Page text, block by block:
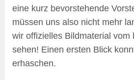
eine kurz bevorstehende
müssen uns also nicht mehr
wir offizielles Bildmaterial vom
sehen! Einen ersten Blick
erhaschen.